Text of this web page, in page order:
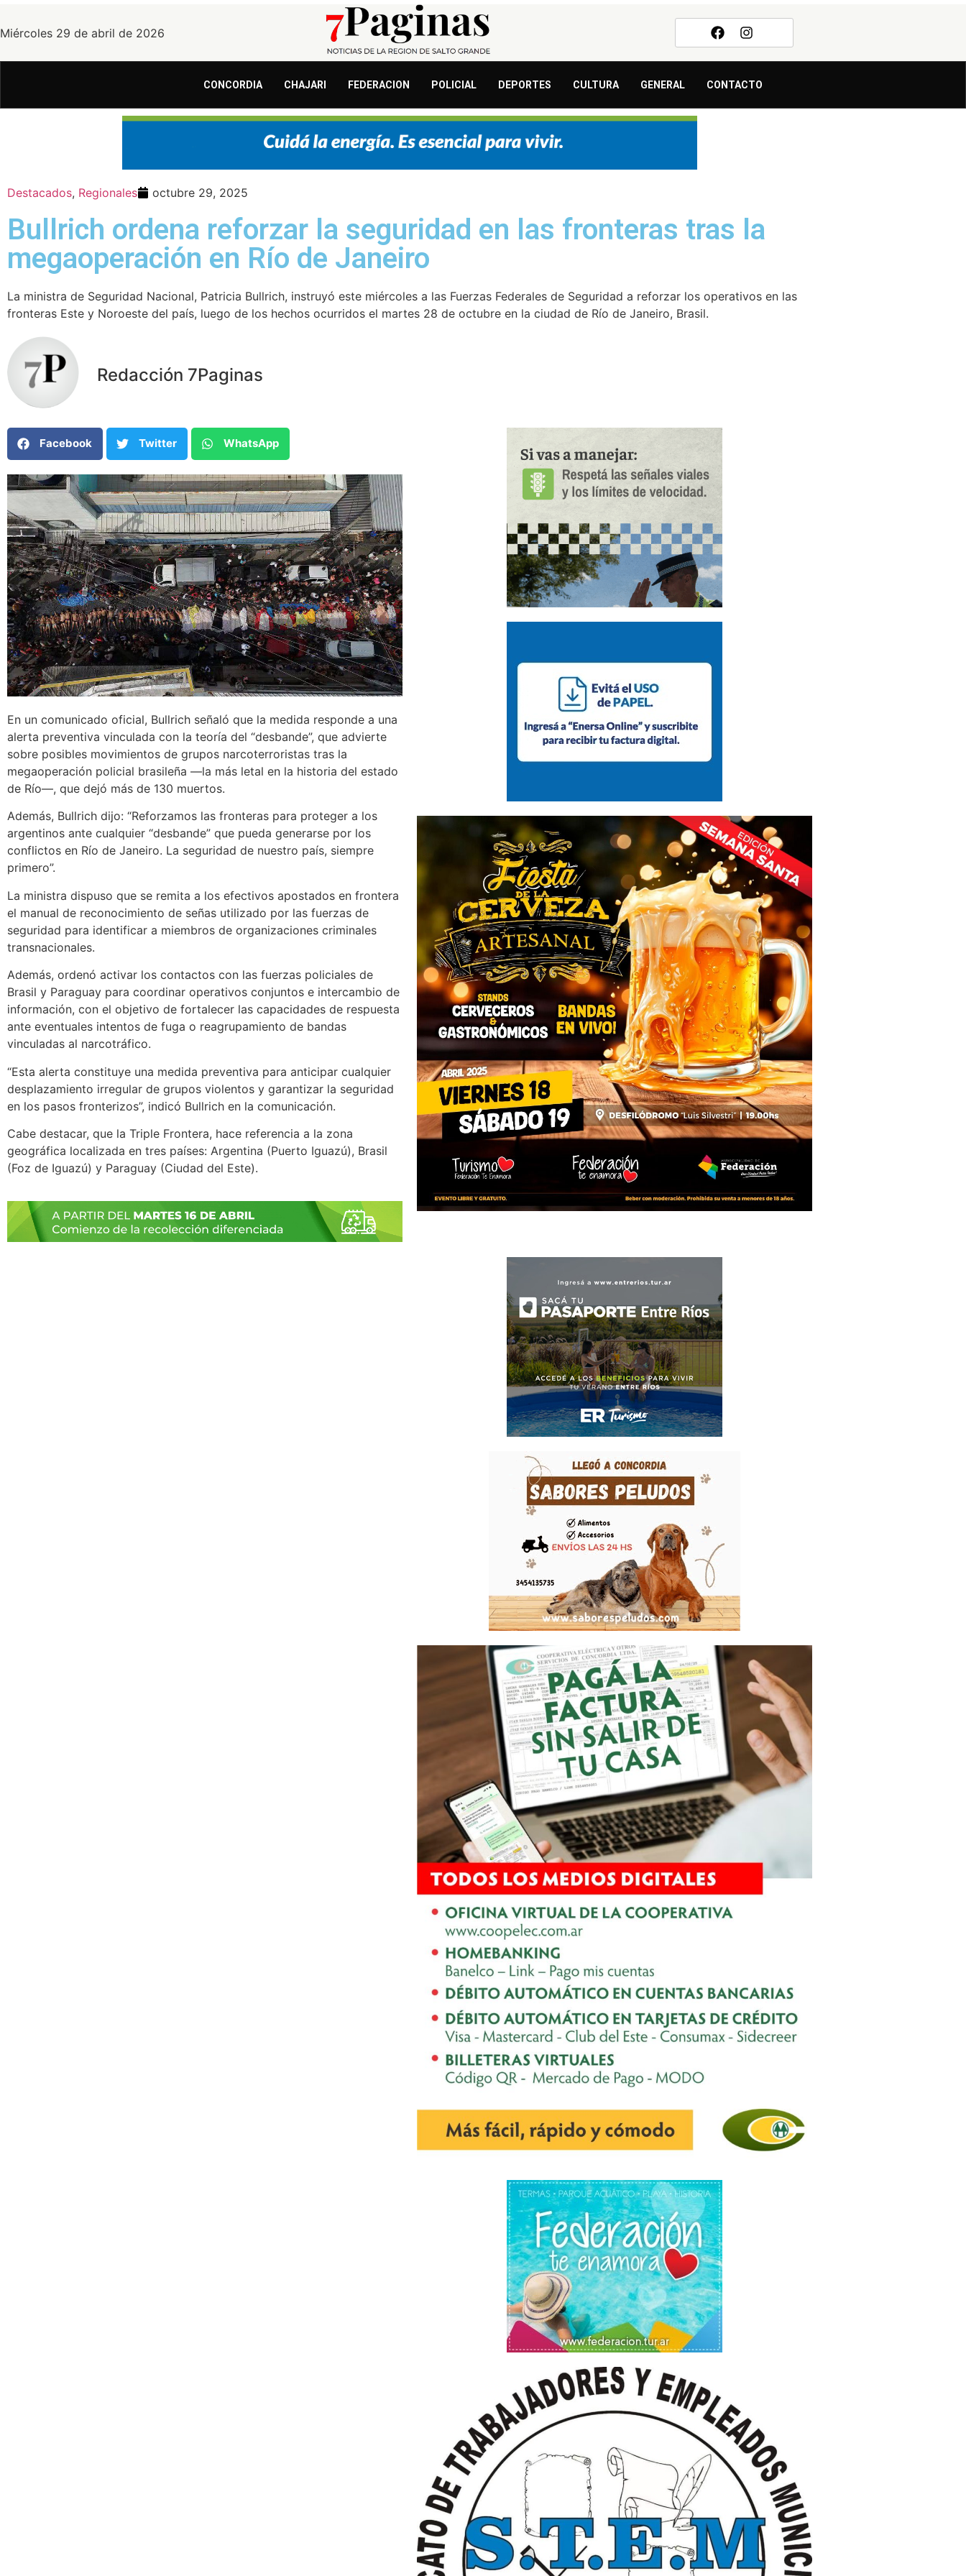
Miércoles 29 de abril de 2026
CONCORDIA CHAJARI FEDERACION POLICIAL DEPORTES CULTURA GENERAL CONTACTO
Destacados, Regionales octubre 29, 2025
Bullrich ordena reforzar la seguridad en las fronteras tras la
megaoperación en Río de Janeiro
La ministra de Seguridad Nacional, Patricia Bullrich, instruyó este miércoles a las Fuerzas Federales de Seguridad a reforzar los operativos en las
fronteras Este y Noroeste del país, luego de los hechos ocurridos el martes 28 de octubre en la ciudad de Río de Janeiro, Brasil.
Redacción 7Paginas
Facebook Twitter WhatsApp
En un comunicado oficial, Bullrich señaló que la medida responde a una
alerta preventiva vinculada con la teoría del “desbande”, que advierte
sobre posibles movimientos de grupos narcoterroristas tras la
megaoperación policial brasileña —la más letal en la historia del estado
de Río—, que dejó más de 130 muertos.
Además, Bullrich dijo: “Reforzamos las fronteras para proteger a los
argentinos ante cualquier “desbande” que pueda generarse por los
conflictos en Río de Janeiro. La seguridad de nuestro país, siempre
primero”.
La ministra dispuso que se remita a los efectivos apostados en frontera
el manual de reconocimiento de señas utilizado por las fuerzas de
seguridad para identificar a miembros de organizaciones criminales
transnacionales.
Además, ordenó activar los contactos con las fuerzas policiales de
Brasil y Paraguay para coordinar operativos conjuntos e intercambio de
información, con el objetivo de fortalecer las capacidades de respuesta
ante eventuales intentos de fuga o reagrupamiento de bandas
vinculadas al narcotráfico.
“Esta alerta constituye una medida preventiva para anticipar cualquier
desplazamiento irregular de grupos violentos y garantizar la seguridad
en los pasos fronterizos”, indicó Bullrich en la comunicación.
Cabe destacar, que la Triple Frontera, hace referencia a la zona
geográfica localizada en tres países: Argentina (Puerto Iguazú), Brasil
(Foz de Iguazú) y Paraguay (Ciudad del Este).